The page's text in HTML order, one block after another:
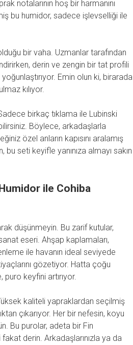
notalarının hoş bir harmanını
bu humidor, sadece işlevselliği ile
bir vaha. Uzmanlar tarafından
derin ve zengin bir tat profili
yoğunlaştırıyor. Emin olun ki, birarada
kılıyor.
birkaç tıklama ile Lubinski
Böylece, arkadaşlarla
özel anların kapısını aralamış
seti keyifle yanınıza almayı sakın
ile Cohiba
düşünmeyin. Bu zarif kutular,
eseri. Ahşap kaplamaları,
ile havanın ideal seviyede
gözetiyor. Hatta çoğu
keyfini artırıyor.
kaliteli yapraklardan seçilmiş
çıkarıyor. Her bir nefesin, koyu
Bu purolar, adeta bir Fin
fakat derin. Arkadaşlarınızla ya da